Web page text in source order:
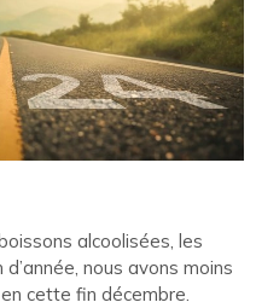
alcoolisées, les
nous avons moins
cette fin décembre.